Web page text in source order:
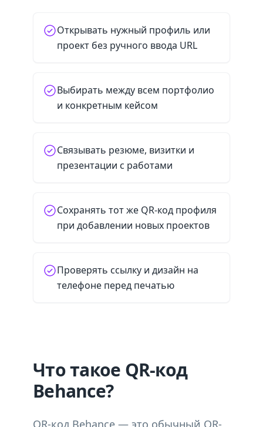
Открывать нужный профиль или
проект без ручного ввода URL
Выбирать между всем портфолио
и конкретным кейсом
Связывать резюме, визитки и
презентации с работами
Сохранять тот же QR-код профиля
при добавлении новых проектов
Проверять ссылку и дизайн на
телефоне перед печатью
Что такое QR-код
Behance?
QR-код Behance — это обычный QR-